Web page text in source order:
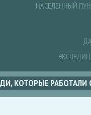
НАСЕЛЕННЫЙ
КОТОРЫЕ РАБОТАЛИ